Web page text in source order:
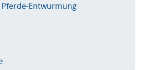
Entwurmung